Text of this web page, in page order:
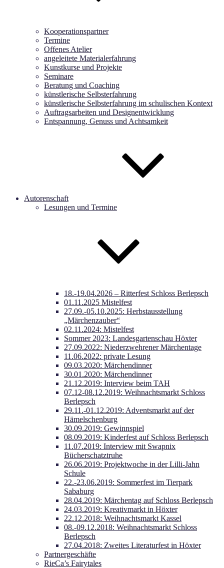
Kooperationspartner
Termine
Offenes Atelier
angeleitete Materialerfahrung
Kunstkurse und Projekte
Seminare
Beratung und Coaching
künstlerische Selbsterfahrung
künstlerische Selbsterfahrung im schulischen Kontext
Auftragsarbeiten und Designentwicklung
Entspannung, Genuss und Achtsamkeit
Autorenschaft
Lesungen und Termine
18.-19.04.2026 – Ritterfest Schloss Berlepsch
01.11.2025 Mistelfest
27.09.-05.10.2025: Herbstausstellung
„Märchenzauber“
02.11.2024: Mistelfest
Sommer 2023: Landesgartenschau Höxter
27.09.2022: Niederzwehrener Märchentage
11.06.2022: private Lesung
09.03.2020: Märchendinner
30.01.2020: Märchendinner
21.12.2019: Interview beim TAH
07.12-08.12.2019: Weihnachtsmarkt Schloss
Berlepsch
29.11.-01.12.2019: Adventsmarkt auf der
Hämelschenburg
30.09.2019: Gewinnspiel
08.09.2019: Kinderfest auf Schloss Berlepsch
11.07.2019: Interview mit Swapnix
Bücherschatztruhe
26.06.2019: Projektwoche in der Lilli-Jahn
Schule
22.-23.06.2019: Sommerfest im Tierpark
Sababurg
28.04.2019: Märchentag auf Schloss Berlepsch
24.03.2019: Kreativmarkt in Höxter
22.12.2018: Weihnachtsmarkt Kassel
08.-09.12.2018: Weihnachtsmarkt Schloss
Berlepsch
27.04.2018: Zweites Literaturfest in Höxter
Partnergeschäfte
RieCa’s Fairytales